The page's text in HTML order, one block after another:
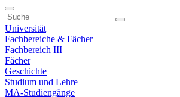
Universität
Fachbereiche & Fächer
Fachbereich III
Fächer
Geschichte
Studium und Lehre
MA-Studiengänge